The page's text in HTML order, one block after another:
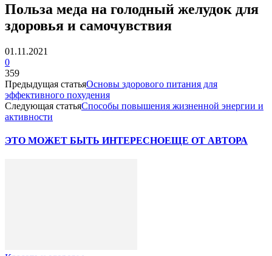
Польза меда на голодный желудок для
здоровья и самочувствия
01.11.2021
0
359
Предыдущая статьяОсновы здорового питания для
эффективного похудения
Следующая статьяСпособы повышения жизненной энергии и
активности
ЭТО МОЖЕТ БЫТЬ ИНТЕРЕСНОЕЩЕ ОТ АВТОРА